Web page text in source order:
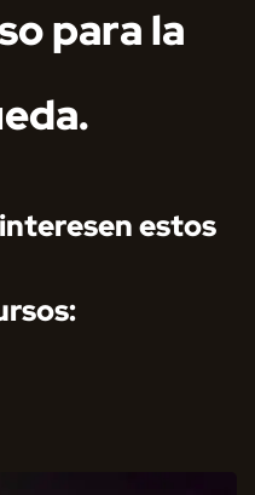
para la
estos